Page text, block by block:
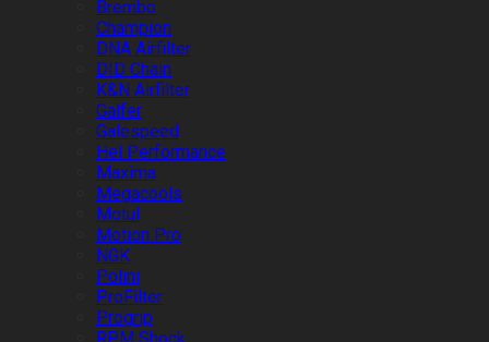
Brembo
Champion
DNA Airfilter
DID Chain
K&N Airfilter
Galfer
Galespeed
Hel Performance
Maxima
Megacools
Motul
Motion Pro
NGK
Polini
ProFilter
Progrip